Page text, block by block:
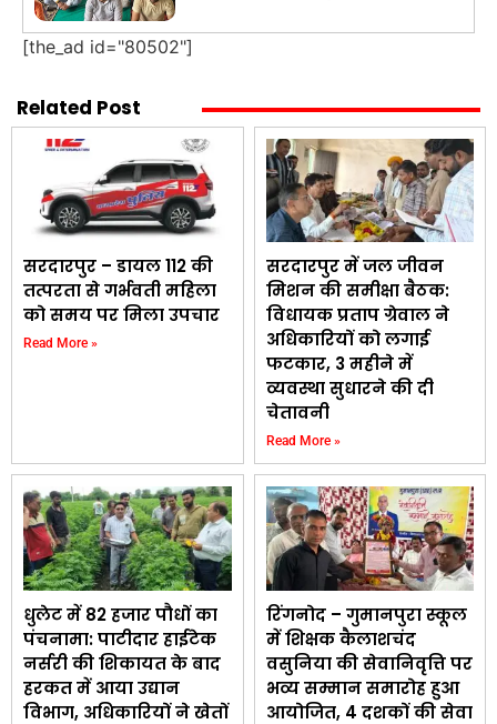
[the_ad id="80502"]
Related Post
सरदारपुर – डायल 112 की
तत्परता से गर्भवती महिला
को समय पर मिला उपचार
Read More »
सरदारपुर में जल जीवन
मिशन की समीक्षा बैठक:
विधायक प्रताप ग्रेवाल ने
अधिकारियों को लगाई
फटकार, 3 महीने में
व्यवस्था सुधारने की दी
चेतावनी
Read More »
धुलेट में 82 हजार पौधों का
पंचनामा: पाटीदार हाईटेक
नर्सरी की शिकायत के बाद
हरकत में आया उद्यान
विभाग, अधिकारियों ने खेतों
रिंगनोद – गुमानपुरा स्कूल
में शिक्षक कैलाशचंद
वसुनिया की सेवानिवृत्ति पर
भव्य सम्मान समारोह हुआ
आयोजित, 4 दशकों की सेवा